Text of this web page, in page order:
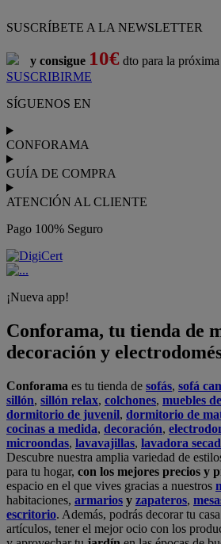
SUSCRÍBETE A LA NEWSLETTER
y consigue 10€ dto para la
SUSCRIBIRME
SÍGUENOS EN
CONFORAMA
GUÍA DE COMPRA
ATENCIÓN AL CLIENTE
Pago 100% Seguro
¡Nueva app!
Conforama, tu tienda de
decoración y
Conforama es tu tienda de sofás, sofá
sillón, sillón relax, colchones, muebles
dormitorio de juvenil, dormitorio de
cocinas a medida, decoración,
microondas, lavavajillas, lavadora
Descubre nuestra amplia variedad de
para tu hogar, con los mejores precios y
espacio en el que vives gracias a nuestros
habitaciones, armarios y zapateros,
escritorio. Además, podrás decorar tu
artículos, tener el mejor ocio con los